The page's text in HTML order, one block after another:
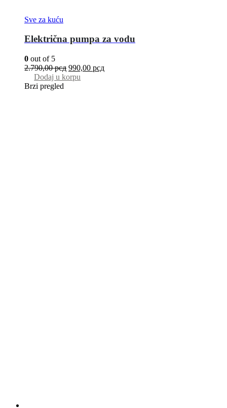
Sve za kuću
Električna pumpa za vodu
0 out of 5
2.790,00рсд 990,00 рсд
Dodaj u korpu
Brzi pregled